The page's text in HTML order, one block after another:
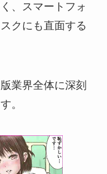
、スマートフォ
クにも直面する
業界全体に深刻
。